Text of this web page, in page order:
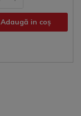
Adaugă in coş